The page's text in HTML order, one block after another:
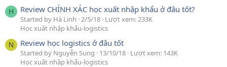
H Review CHÍNH XÁC học xuất nhập khẩu ở đâu tốt?
Started by Hà Linh 2/5/18 Lượt xem: 233K
Học xuất nhập khẩu-logistics
N Review học logistics ở đâu tốt
Started by Nguyễn Sung 13/10/18 Lượt xem: 143K
Học xuất nhập khẩu-logistics